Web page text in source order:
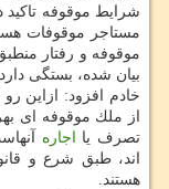
شرایط موقوفه
مستاجر موقوفات
موقوفه و رفتار
بیان شده، بستگی
خادم افزود: ازاین
از ملك موقوفه ای
تصرف یا
اجاره
اند، طبق شرع و
هستند.